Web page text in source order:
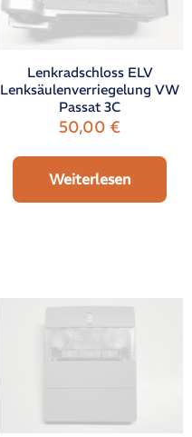
Lenkradschloss ELV
Lenksäulenverriegelung VW
Passat 3C
50,00€
Weiterlesen